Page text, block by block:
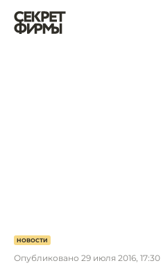
НОВОСТИ
Опубликовано 29 июля 2016, 17:30